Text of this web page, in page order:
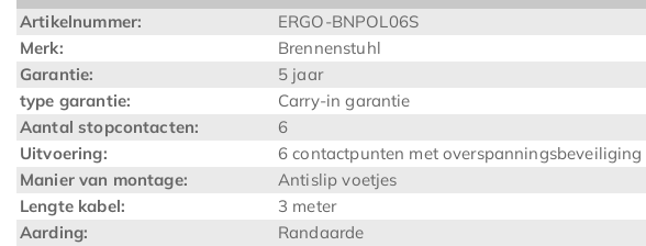
Artikelnummer:
ERGO-BNPOL06S
Merk:
Brennenstuhl
Garantie:
5 jaar
type garantie:
Carry-in garantie
Aantal stopcontacten:
6
Uitvoering:
6 contactpunten met overspanningsbeveiliging
Manier van montage:
Antislip voetjes
Lengte kabel:
3 meter
Aarding:
Randaarde